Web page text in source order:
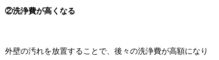
②洗浄費が高くなる
外壁の汚れを放置することで、後々の洗浄費が高額になり